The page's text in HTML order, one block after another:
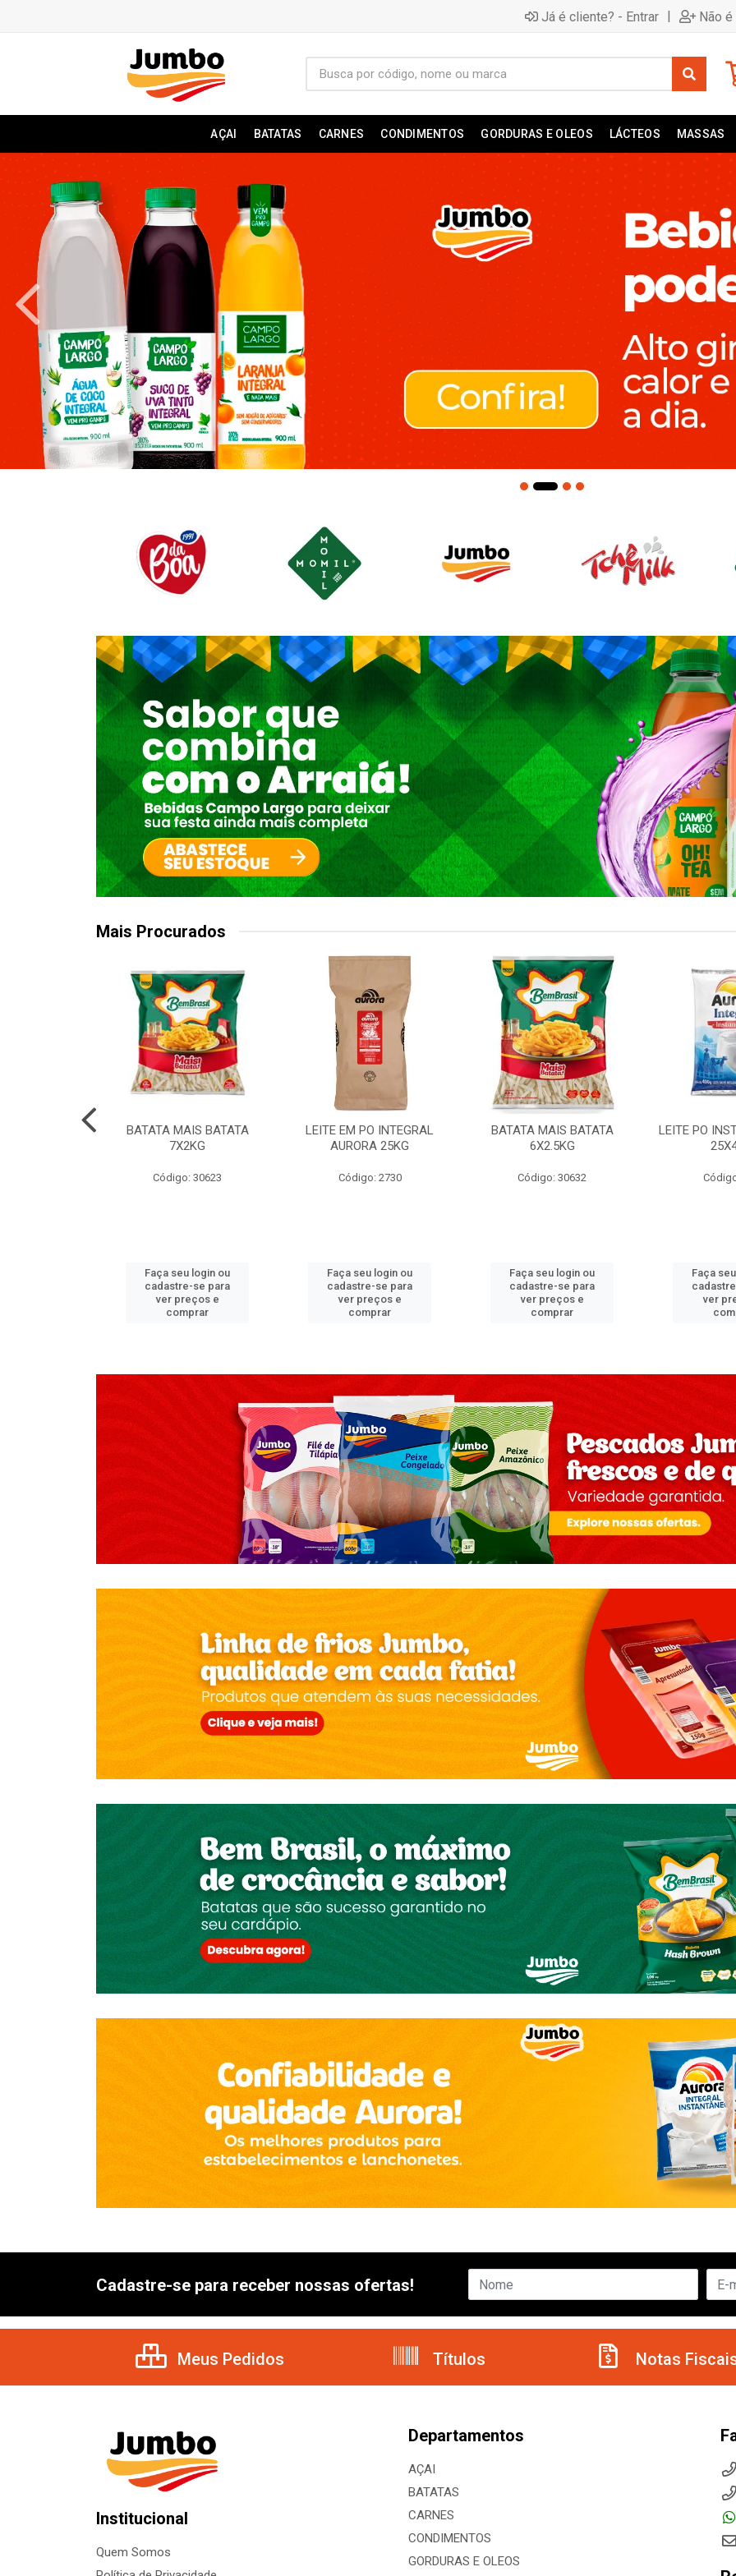
Já é cliente? - Entrar | Não
AÇAI BATATAS CARNES CONDIMENTOS GORDURAS E OLEOS LÁCTEOS MASSAS
Mais Procurados
BATATA MAIS BATATA
7X2KG
Código: 30623
Faça seu login ou
cadastre-se para
ver preços e
comprar
LEITE EM PO INTEGRAL
AURORA 25KG
Código: 2730
Faça seu login ou
cadastre-se para
ver preços e
comprar
BATATA MAIS BATATA
6X2.5KG
Código: 30632
Faça seu login ou
cadastre-se para
ver preços e
comprar
LEITE PO
Faça
ver
Cadastre-se para receber nossas ofertas!
Meus Pedidos Títulos Notas
Institucional
Quem Somos
Departamentos
AÇAI
BATATAS
CARNES
CONDIMENTOS
GORDURAS E OLEOS